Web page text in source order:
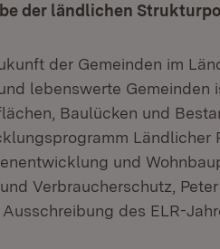
der ländlichen
der Gemeinden im
lebenswerte Gemeinden
Baulücken und
Ländlicher
und
Verbraucherschutz,
des ELR-